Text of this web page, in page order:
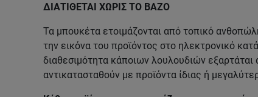
ΔΙΑΤΙΘΕΤΑΙ ΧΩΡΙΣ ΤΟ ΒΑΖΟ
Τα μπουκέτα ετοιμάζονται από τοπικό
την εικόνα του προϊόντος στο ηλεκτρονικό
διαθεσιμότητα κάποιων λουλουδιών εξαρτάται
αντικατασταθούν με προϊόντα ίδιας ή